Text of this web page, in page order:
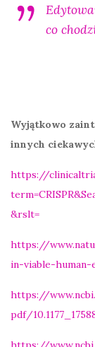
co
Wyjątkowo
innych
https://
&rslt=
https://
in-viable-human-
https://
pdf/